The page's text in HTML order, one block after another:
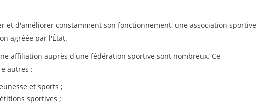
et d'améliorer constamment son fonctionnement, une association sportive
agréée par l'État.
affiliation auprès d'une fédération sportive sont nombreux. Ce
autres :
et sports ;
sportives ;